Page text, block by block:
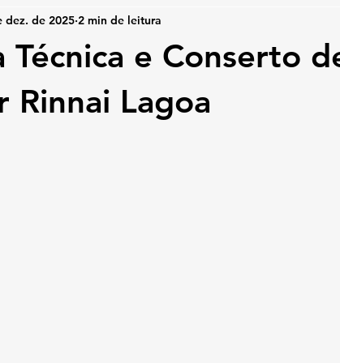
Técnica e Conserto
Rinnai Lagoa
dez. de 2025 2 min de leitura